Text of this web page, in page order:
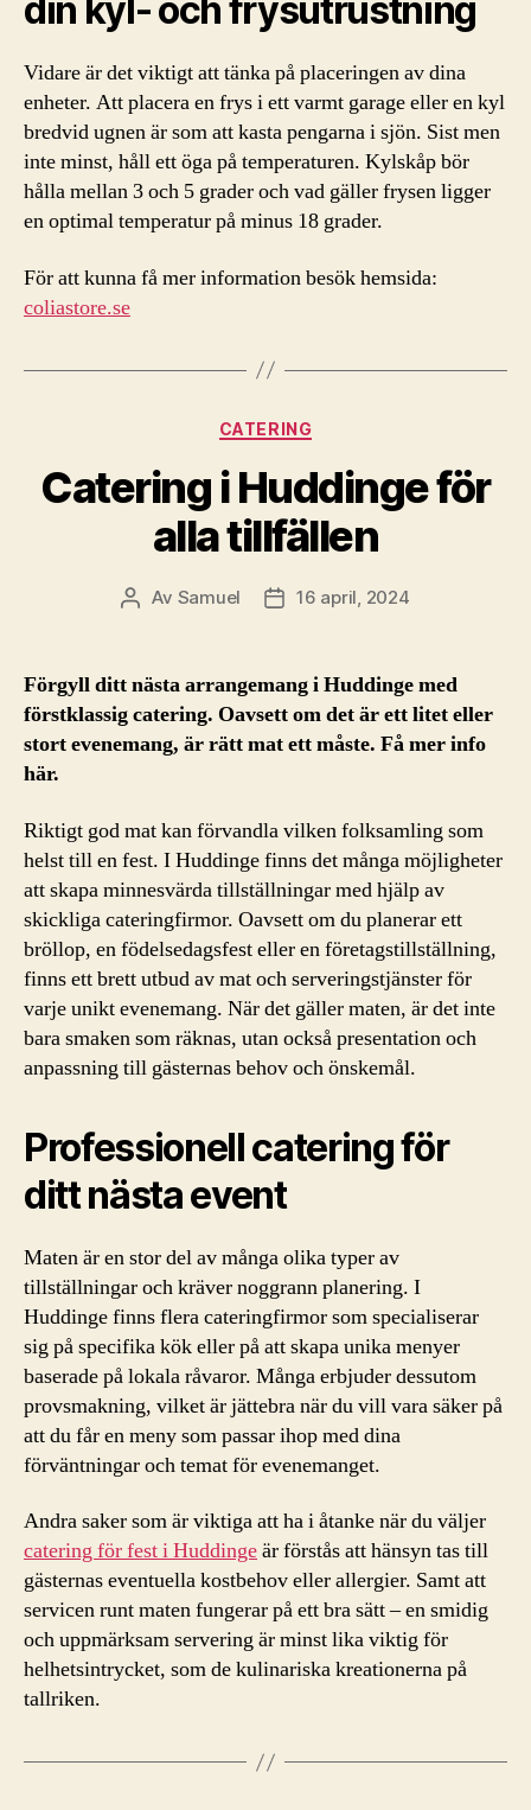
din kyl- och frysutrustning
Vidare är det viktigt att tänka på placeringen av dina
enheter. Att placera en frys i ett varmt garage eller en kyl
bredvid ugnen är som att kasta pengarna i sjön. Sist men
inte minst, håll ett öga på temperaturen. Kylskåp bör
hålla mellan 3 och 5 grader och vad gäller frysen ligger
en optimal temperatur på minus 18 grader.
För att kunna få mer information besök hemsida:
coliastore.se
Kategorier
CATERING
Catering i Huddinge för
alla tillfällen
Inläggsförfattare
Av Samuel Inläggsdatum
16 april, 2024
Förgyll ditt nästa arrangemang i Huddinge med
förstklassig catering. Oavsett om det är ett litet eller
stort evenemang, är rätt mat ett måste. Få mer info
här.
Riktigt god mat kan förvandla vilken folksamling som
helst till en fest. I Huddinge finns det många möjligheter
att skapa minnesvärda tillställningar med hjälp av
skickliga cateringfirmor. Oavsett om du planerar ett
bröllop, en födelsedagsfest eller en företagstillställning,
finns ett brett utbud av mat och serveringstjänster för
varje unikt evenemang. När det gäller maten, är det inte
bara smaken som räknas, utan också presentation och
anpassning till gästernas behov och önskemål.
Professionell catering för
ditt nästa event
Maten är en stor del av många olika typer av
tillställningar och kräver noggrann planering. I
Huddinge finns flera cateringfirmor som specialiserar
sig på specifika kök eller på att skapa unika menyer
baserade på lokala råvaror. Många erbjuder dessutom
provsmakning, vilket är jättebra när du vill vara säker på
att du får en meny som passar ihop med dina
förväntningar och temat för evenemanget.
Andra saker som är viktiga att ha i åtanke när du väljer
catering för fest i Huddingeär förstås att hänsyn tas till
gästernas eventuella kostbehov eller allergier. Samt att
servicen runt maten fungerar på ett bra sätt – en smidig
och uppmärksam servering är minst lika viktig för
helhetsintrycket, som de kulinariska kreationerna på
tallriken.